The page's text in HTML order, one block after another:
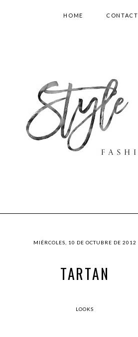
HOME CONTACT
MIÉRCOLES, 10 DE OCTUBRE DE 2012
TARTAN
LOOKS